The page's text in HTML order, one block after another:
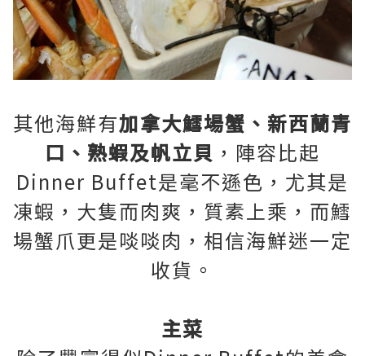
其他海鮮有加拿大鱈場蟹、新西蘭青
口、熟蝦及帆立貝 ，陣容比起
Dinner Buffet是毫不遜色，尤其是
凍蝦，大隻而肉爽，質素上乘，而鱈
場蟹爪更是啖啖肉，相信海鮮迷一定
收貨。
主菜